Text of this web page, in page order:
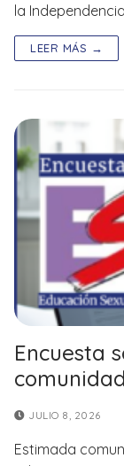
la
LEER MÁS →
Encuesta
JULIO 8, 2026
Estimada